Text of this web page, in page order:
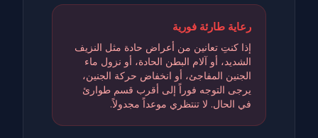
رعاية طارئة فورية
إذا كنتِ تعانين من أعراض حادة مثل النزيف
الشديد، أو آلام البطن الحادة، أو نزول ماء
الجنين المفاجئ، أو انخفاض حركة الجنين،
يرجى التوجه فوراً إلى أقرب قسم طوارئ
في الحال. لا تنتظري موعداً مجدولاً.